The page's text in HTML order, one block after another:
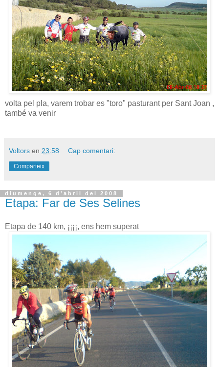
volta pel pla, varem trobar es "toro" pasturant per Sant Joan ,
també va venir
Voltors en 23:58 Cap comentari:
Comparteix
diumenge, 6 d’abril del 2008
Etapa: Far de Ses Selines
Etapa de 140 km, ¡¡¡¡, ens hem superat